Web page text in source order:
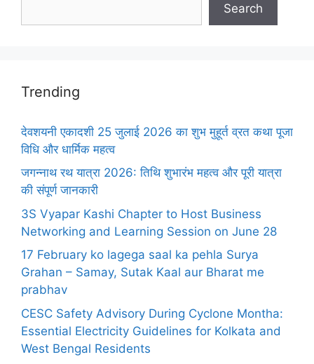
Search
Trending
देवशयनी एकादशी 25 जुलाई 2026 का शुभ मुहूर्त व्रत कथा पूजा
विधि और धार्मिक महत्व
जगन्नाथ रथ यात्रा 2026: तिथि शुभारंभ महत्व और पूरी यात्रा
की संपूर्ण जानकारी
3S Vyapar Kashi Chapter to Host Business
Networking and Learning Session on June 28
17 February ko lagega saal ka pehla Surya
Grahan – Samay, Sutak Kaal aur Bharat me
prabhav
CESC Safety Advisory During Cyclone Montha:
Essential Electricity Guidelines for Kolkata and
West Bengal Residents